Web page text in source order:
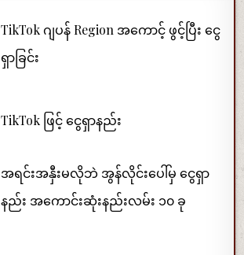
TikTok ဂျပန် Region အကောင့် ဖွင့်ပြီး ငွေ
ရှာခြင်း
TikTok ဖြင့် ငွေရှာနည်း
အရင်းအနှီးမလိုဘဲ အွန်လိုင်းပေါ်မှ ငွေရှာ
နည်း အကောင်းဆုံးနည်းလမ်း ၁၀ ခု